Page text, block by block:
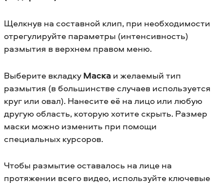
Щелкнув на составной клип, при необходимости
отрегулируйте параметры (интенсивность)
размытия в верхнем правом меню.
Выберите вкладку Маска и желаемый тип
размытия (в большинстве случаев используется
круг или овал). Нанесите её на лицо или любую
другую область, которую хотите скрыть. Размер
маски можно изменить при помощи
специальных курсоров.
Чтобы размытие оставалось на лице на
протяжении всего видео, используйте ключевые